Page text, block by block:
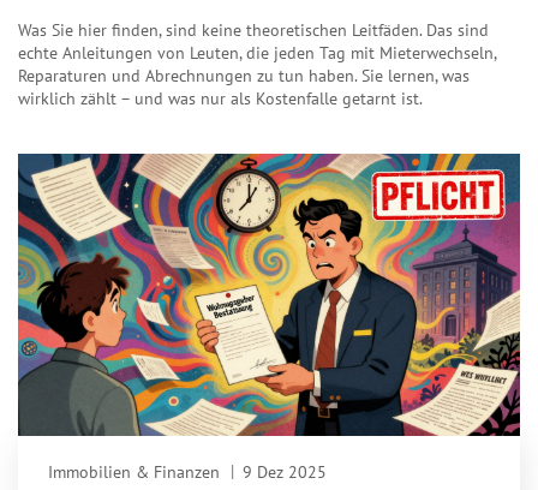
Was Sie hier finden, sind keine theoretischen Leitfäden. Das sind
echte Anleitungen von Leuten, die jeden Tag mit Mieterwechseln,
Reparaturen und Abrechnungen zu tun haben. Sie lernen, was
wirklich zählt – und was nur als Kostenfalle getarnt ist.
Immobilien & Finanzen 9 Dez 2025